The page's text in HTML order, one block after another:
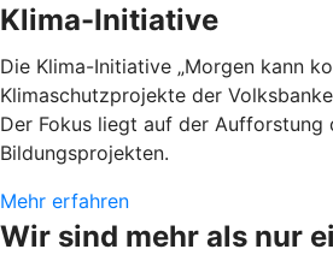
Klima-Initiative
Die Klima-Initiative „Morgen kann
Klimaschutzprojekte der
Der Fokus liegt auf der Aufforstung
Bildungsprojekten.
Mehr erfahren
Wir sind mehr als nur